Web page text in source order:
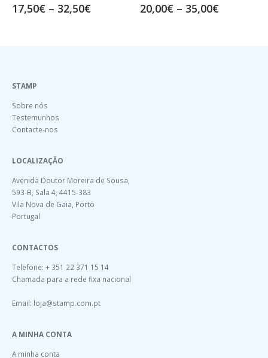
17,50€ – 32,50€ 20,00€ – 35,00€
STAMP
Sobre nós
Testemunhos
Contacte-nos
LOCALIZAÇÃO
Avenida Doutor Moreira de Sousa,
593-B, Sala 4, 4415-383
Vila Nova de Gaia, Porto
Portugal
CONTACTOS
Telefone: + 351 22 371 15 14
Chamada para a rede fixa nacional
Email: loja@stamp.com.pt
A MINHA CONTA
A minha conta